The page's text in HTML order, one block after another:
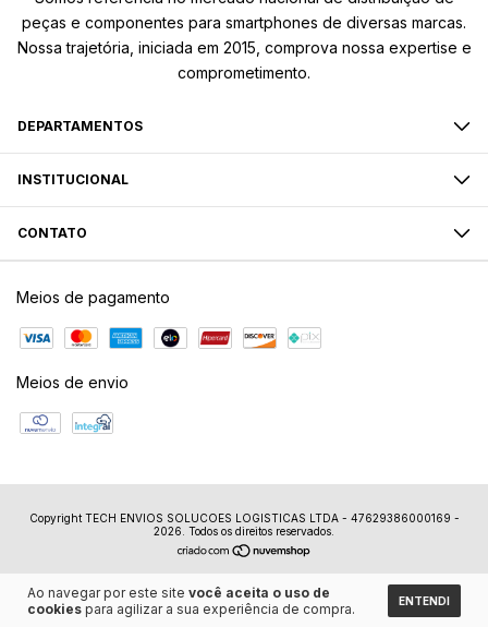
Ao navegar por este site você aceita o uso de
cookies para agilizar a sua experiência de compra. ENTENDI
peças e componentes para smartphones de diversas marcas.
Nossa trajetória, iniciada em 2015, comprova nossa expertise e
comprometimento.
DEPARTAMENTOS
INSTITUCIONAL
CONTATO
Meios de pagamento
Meios de envio
Copyright TECH ENVIOS SOLUCOES LOGISTICAS LTDA - 47629386000169 -
2026. Todos os direitos reservados.